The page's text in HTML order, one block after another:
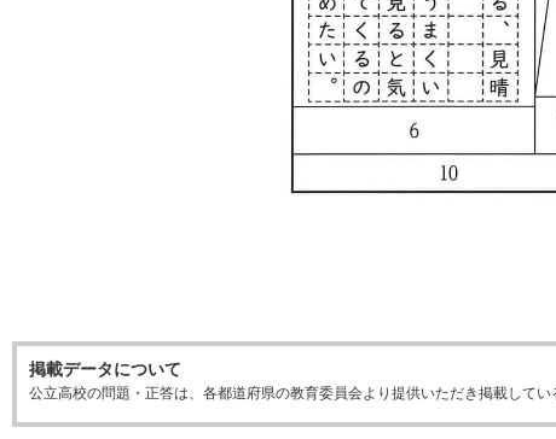
掲載データについて
公立高校の問題・正答は、各都道府県の教育委員会より提供いただき掲載して